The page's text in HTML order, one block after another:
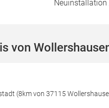
Neuinstallation
von
(8km von 37115